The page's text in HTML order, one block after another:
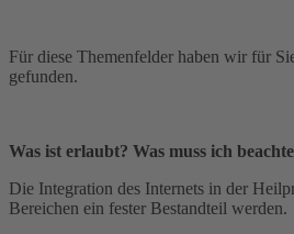
Für diese Themenfelder haben wir für
gefunden.
Was ist erlaubt? Was muss ich
Die Integration des Internets in der
Bereichen ein fester Bestandteil werden.